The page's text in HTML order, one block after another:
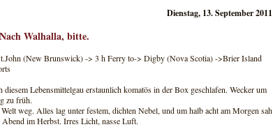
Dienstag, 13. September 2011
Walhalla, bitte.
(New Brunswick) -> 3 h Ferry to-> Digby (Nova Scotia) ->Brier Island
diesem Lebensmittelgau erstaunlich komatös in der Box geschlafen. Wecker um
zu früh.
weg. Alles lag unter festem, dichten Nebel, und um halb acht am Morgen sah
Abend im Herbst. Irres Licht, nasse Luft.